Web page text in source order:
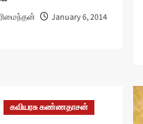
January 6, 2014
கவியரசு கண்ணதாசன்